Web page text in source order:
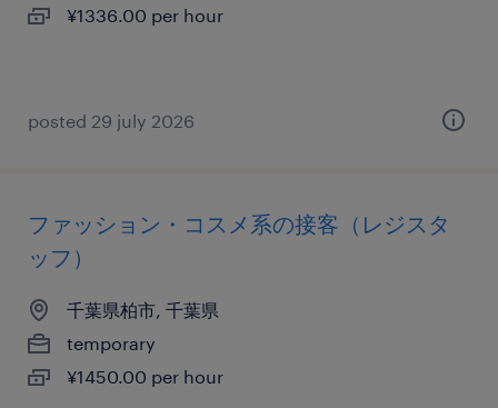
¥1336.00 per hour
posted 29 july 2026
ファッション・コスメ系の接客（レジスタ
ッフ）
千葉県柏市, 千葉県
temporary
¥1450.00 per hour